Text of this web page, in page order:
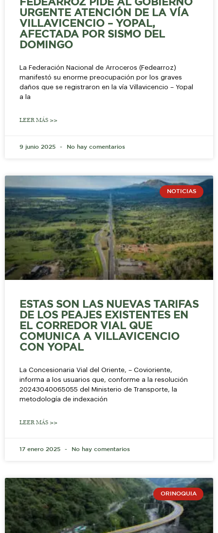
FEDEARROZ PIDE AL GOBIERNO
URGENTE ATENCIÓN DE LA VÍA
VILLAVICENCIO – YOPAL,
AFECTADA POR SISMO DEL
DOMINGO
La Federación Nacional de Arroceros (Fedearroz)
manifestó su enorme preocupación por los graves
daños que se registraron en la vía Villavicencio – Yopal
a la
LEER MÁS >>
9 junio 2025 No hay comentarios
NOTICIAS
ESTAS SON LAS NUEVAS TARIFAS
DE LOS PEAJES EXISTENTES EN
EL CORREDOR VIAL QUE
COMUNICA A VILLAVICENCIO
CON YOPAL
La Concesionaria Vial del Oriente, – Covioriente,
informa a los usuarios que, conforme a la resolución
20243040065055 del Ministerio de Transporte, la
metodología de indexación
LEER MÁS >>
17 enero 2025 No hay comentarios
ORINOQUIA